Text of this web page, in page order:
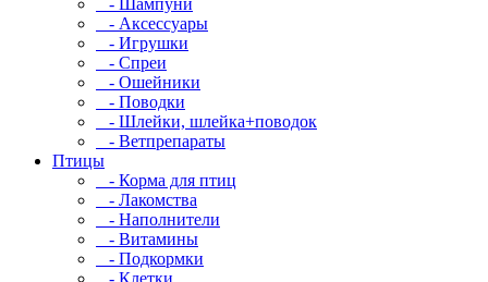
- Шампуни
- Аксессуары
- Игрушки
- Спреи
- Ошейники
- Поводки
- Шлейки, шлейка+поводок
- Ветпрепараты
Птицы
- Корма для птиц
- Лакомства
- Наполнители
- Витамины
- Подкормки
- Клетки